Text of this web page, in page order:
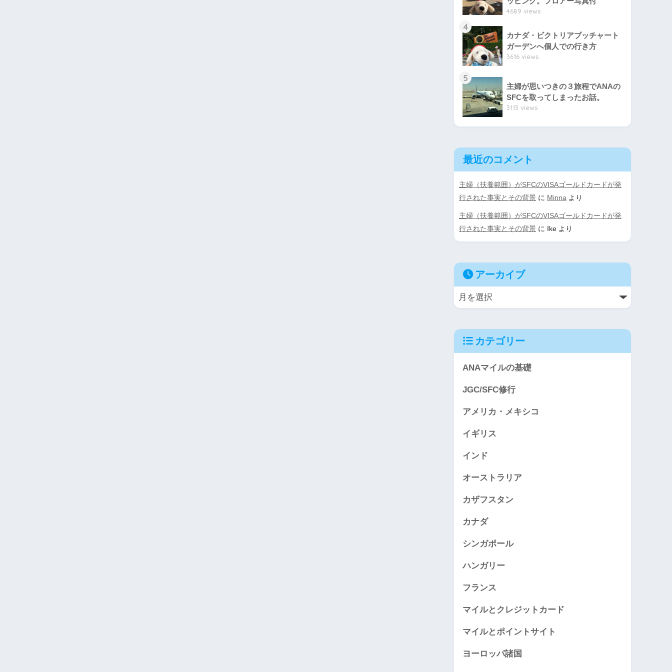
4689 views
4
カナダ・ビクトリアブッチャート
ガーデンへ個人での行き方
3616 views
5
主婦が思いつきの３旅程でANAの
SFCを取ってしまったお話。
3113 views
最近のコメント
主婦（扶養範囲）がSFCのVISAゴールドカードが発
行された事実とその背景 に Minna より
主婦（扶養範囲）がSFCのVISAゴールドカードが発
行された事実とその背景 に Ike より
アーカイブ
カテゴリー
ANAマイルの基礎
JGC/SFC修行
アメリカ・メキシコ
イギリス
インド
オーストラリア
カザフスタン
カナダ
シンガポール
ハンガリー
フランス
マイルとクレジットカード
マイルとポイントサイト
ヨーロッパ諸国